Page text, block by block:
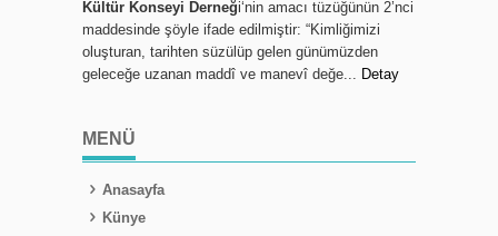
Kültür Konseyi Derneği‘nin amacı tüzüğünün 2’nci
maddesinde şöyle ifade edilmiştir: “Kimliğimizi
oluşturan, tarihten süzülüp gelen günümüzden
geleceğe uzanan maddî ve manevî değe... Detay
MENÜ
Anasayfa
Künye